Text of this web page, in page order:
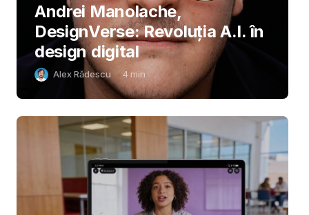
Andrei Manolache,
DesignVerse: Revoluția A.I. în
design digital
Alex Rădescu 4 min